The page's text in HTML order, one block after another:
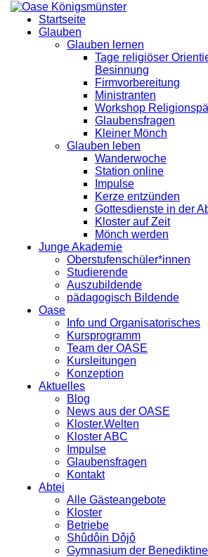
Startseite
Glauben
Glauben lernen
Tage religiöser
Besinnung
Firmvorbereitung
Ministranten
Workshop
Glaubensfragen
Kleiner Mönch
Glauben leben
Wanderwoche
Station online
Impulse
Kerze entzünden
Gottesdienste in der
Kloster auf Zeit
Mönch werden
Junge Akademie
Oberstufenschüler*innen
Studierende
Auszubildende
pädagogisch Bildende
Oase
Info und Organisatorisches
Kursprogramm
Team der OASE
Kursleitungen
Konzeption
Aktuelles
Blog
News aus der OASE
Kloster.Welten
Kloster ABC
Impulse
Glaubensfragen
Kontakt
Abtei
Alle Gästeangebote
Kloster
Betriebe
Shûdôin Dôjô
Gymnasium der